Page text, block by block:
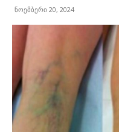
ნოემბერი 20, 2024